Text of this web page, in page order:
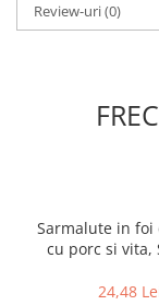
Review-uri(0)
Sarmalute in foi
cu porc si vita,
24,48